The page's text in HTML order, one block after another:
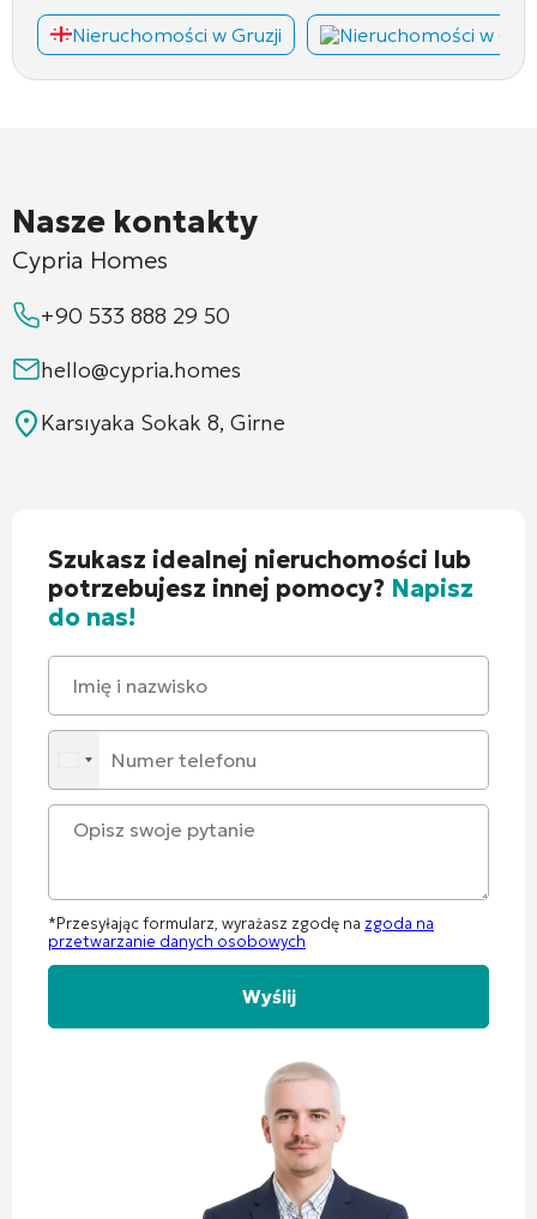
Nieruchomości w Gruzji Nieruchomości w
Nasze kontakty
Cypria Homes
+90 533 888 29 50
hello@cypria.homes
Karsıyaka Sokak 8, Girne
Szukasz idealnej nieruchomości lub
potrzebujesz innej pomocy? Napisz
do nas!
*Przesyłając formularz, wyrażasz zgodę na zgoda na
przetwarzanie danych osobowych